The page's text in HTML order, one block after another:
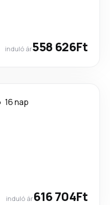
induló ár558 626Ft
16 nap
induló ár616 704Ft